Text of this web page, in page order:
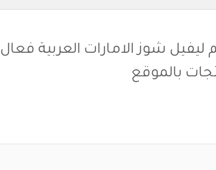
شوز الامارات العربية فعال
بالموقع